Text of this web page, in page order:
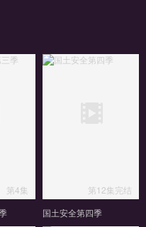
第4集
第12集完结
国土安全第四季